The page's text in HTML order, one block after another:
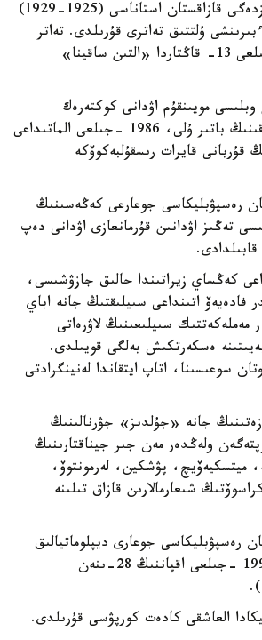
1925-جىلى سول كەزدەگى قازاقستان استاناسى (1925-1929)
ۇلتتىق تەاترى قۇرىلدى. تەاتر
شىمىلدىعى 1926-جىلعى 13- قاڭتاردا «التىن ساقينا»
وبلىسى مويىنقۇم اۋدانى كوكتەرەك
كەڭشارىندا قازاق حالقىنىڭ باتىر ۇلى، 1986 -جىلعى الماتىداعى
قۇربانى قايرات رىسقۇلبەكوۆكە
رەسپۋبليكاسى جوعارعى كەڭەسىنىڭ
تەڭىز اۋدانىن قۇرمانعازى اۋدانى دەپ
قابىلدادى.
كەڭساي زيراتىندا حالىق جازۋشىسى،
فادەيەۆ اتىنداعى سىيلىقتىڭ جانە اباي
سىيلىعىنىڭ لاۋرەاتى
ەسكەرتكىش بەلگى قويىلدى.
سوعىسىنا، اتاپ ايتقاندا لەنينگرادتى
جانە «جۇلدىز» جۋرنالىنىڭ
ولەڭدەر مەن جىر جيناقتارىنىڭ
ميتسكيەۆيچ، پۋشكين، لەرمونتوۆ،
شىعارمالارىن قازاق تىلىنە
رەسپۋبليكاسى جوعارى ديپلوماتيالىق
مەكتەبى قۇرىلدى (1997 -جىلعى اقپاننىڭ 28-ىنەن